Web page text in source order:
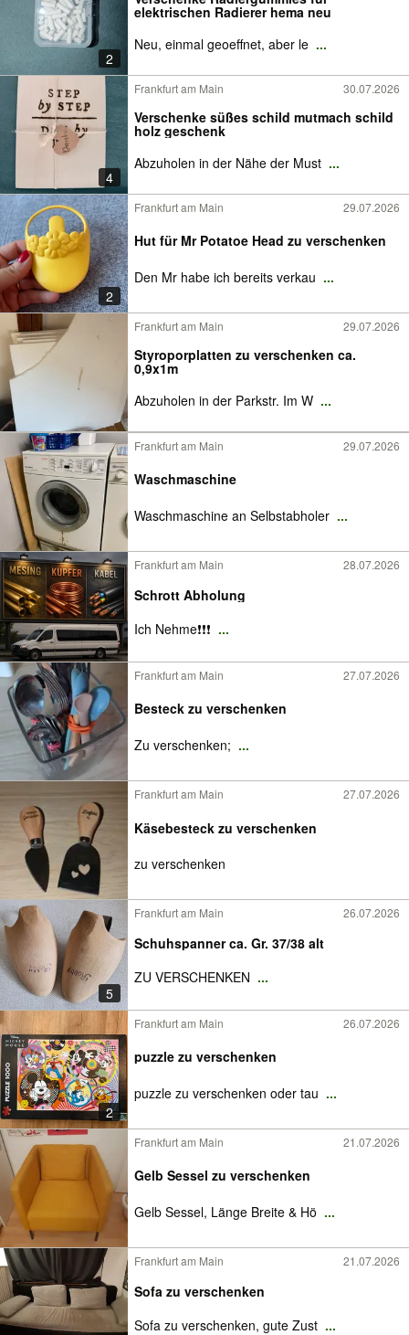
2
elektrischen Radierer hema neu
Neu, einmal geoeffnet, aber le ...
4
Frankfurt am Main 30.07.2026
Verschenke süßes schild mutmach schild
holz geschenk
Abzuholen in der Nähe der Must ...
2
Frankfurt am Main 29.07.2026
Hut für Mr Potatoe Head zu verschenken
Den Mr habe ich bereits verkau ...
Frankfurt am Main 29.07.2026
Styroporplatten zu verschenken ca.
0,9x1m
Abzuholen in der Parkstr. Im W ...
Frankfurt am Main 29.07.2026
Waschmaschine
Waschmaschine an Selbstabholer ...
Frankfurt am Main 28.07.2026
Schrott Abholung
Ich Nehme❗️❗️❗️ ...
Frankfurt am Main 27.07.2026
Besteck zu verschenken
Zu verschenken; ...
Frankfurt am Main 27.07.2026
Käsebesteck zu verschenken
zu verschenken
5
Frankfurt am Main 26.07.2026
Schuhspanner ca. Gr. 37/38 alt
ZU VERSCHENKEN ...
2
Frankfurt am Main 26.07.2026
puzzle zu verschenken
puzzle zu verschenken oder tau ...
Frankfurt am Main 21.07.2026
Gelb Sessel zu verschenken
Gelb Sessel, Länge Breite & Hö ...
Frankfurt am Main 21.07.2026
Sofa zu verschenken
Sofa zu verschenken, gute Zust ...